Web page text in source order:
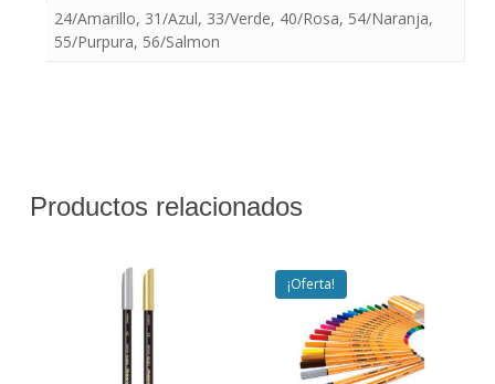
24/Amarillo, 31/Azul, 33/Verde, 40/Rosa, 54/Naranja,
55/Purpura, 56/Salmon
Productos relacionados
¡Oferta!